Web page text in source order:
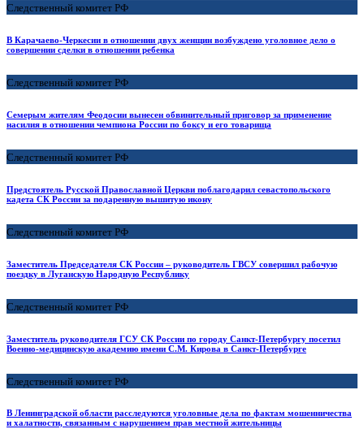
Следственный комитет РФ
В Карачаево-Черкесии в отношении двух женщин возбуждено уголовное дело о
совершении сделки в отношении ребенка
Следственный комитет РФ
Семерым жителям Феодосии вынесен обвинительный приговор за применение
насилия в отношении чемпиона России по боксу и его товарища
Следственный комитет РФ
Предстоятель Русской Православной Церкви поблагодарил севастопольского
кадета СК России за подаренную вышитую икону
Следственный комитет РФ
Заместитель Председателя СК России – руководитель ГВСУ совершил рабочую
поездку в Луганскую Народную Республику
Следственный комитет РФ
Заместитель руководителя ГСУ СК России по городу Санкт-Петербургу посетил
Военно-медицинскую академию имени С.М. Кирова в Санкт-Петербурге
Следственный комитет РФ
В Ленинградской области расследуются уголовные дела по фактам мошенничества
и халатности, связанным с нарушением прав местной жительницы